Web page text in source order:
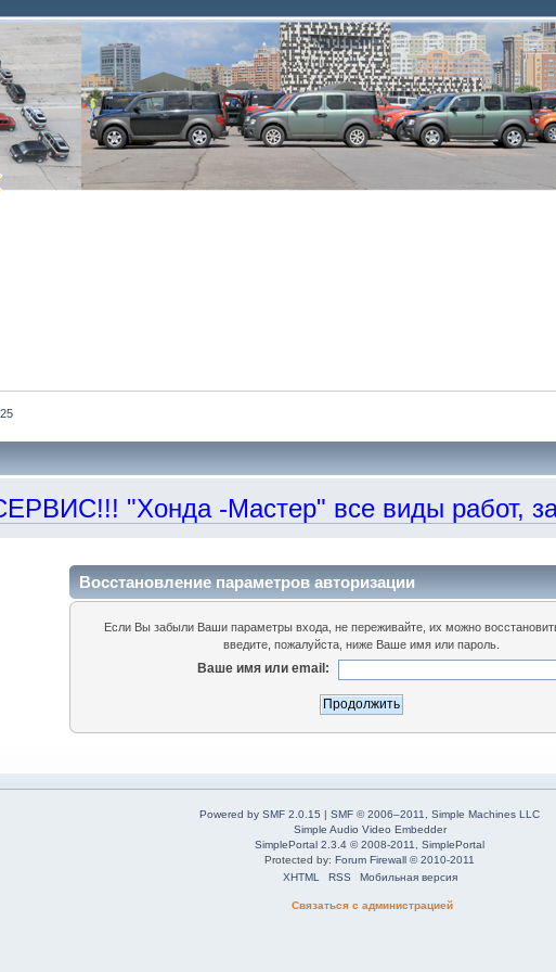
"Хонда -Мастер" все виды работ,
Восстановление параметров авторизации
Если Вы забыли Ваши параметры входа, не переживайте, их можно
введите, пожалуйста, ниже Ваше имя или пароль.
Ваше имя или email:
Powered by SMF 2.0.15 |SMF © 2006–2011, Simple Machines LLC
Simple Audio Video Embedder
SimplePortal 2.3.4 © 2008-2011, SimplePortal
Protected by:Forum Firewall © 2010-2011
XHTML
RSS Мобильная версия
Связаться с администрацией